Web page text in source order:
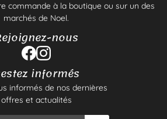
commande à la boutique ou sur un des
marchés de Noel.
nous
informés
informés de nos dernières
offres et actualités